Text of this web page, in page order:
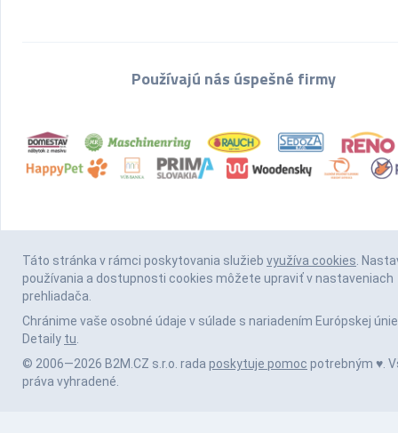
Používajú nás úspešné firmy
Táto stránka v rámci poskytovania služieb využíva cookies.
používania a dostupnosti cookies môžete upraviť v nastaveniach
prehliadača.
Chránime vaše osobné údaje v súlade s nariadením Európskej únie
Detaily tu.
© 2006—2026 B2M.CZ s.r.o. rada poskytuje pomoc potrebným ♥️.
práva vyhradené.